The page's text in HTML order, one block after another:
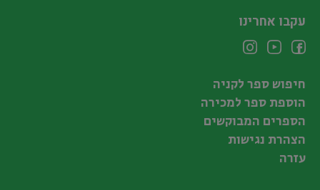
עקבו אחרינו
חיפוש ספר לקניה
הוספת ספר למכירה
הספרים המבוקשים
הצהרת נגישות
עזרה